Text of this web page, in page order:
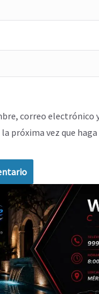
correo electrónico
próxima vez que